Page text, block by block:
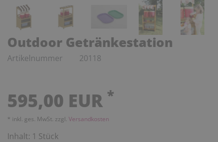
Outdoor Getränkestation
Artikelnummer 20118
595,00 EUR *
* inkl. ges. MwSt. zzgl. Versandkosten
Inhalt: 1 Stück